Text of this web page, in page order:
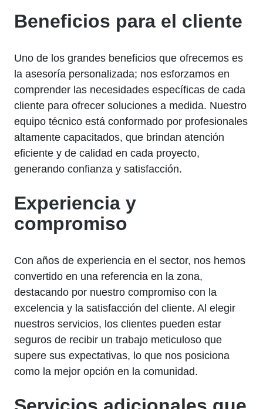
Beneficios para el cliente
Uno de los grandes beneficios que ofrecemos es
la asesoría personalizada; nos esforzamos en
comprender las necesidades específicas de cada
cliente para ofrecer soluciones a medida. Nuestro
equipo técnico está conformado por profesionales
altamente capacitados, que brindan atención
eficiente y de calidad en cada proyecto,
generando confianza y satisfacción.
Experiencia y
compromiso
Con años de experiencia en el sector, nos hemos
convertido en una referencia en la zona,
destacando por nuestro compromiso con la
excelencia y la satisfacción del cliente. Al elegir
nuestros servicios, los clientes pueden estar
seguros de recibir un trabajo meticuloso que
supere sus expectativas, lo que nos posiciona
como la mejor opción en la comunidad.